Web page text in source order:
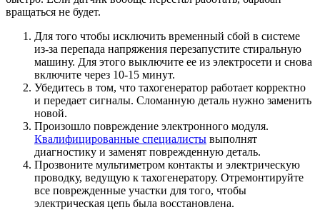
вращаться не будет.
Для того чтобы исключить временный сбой в системе
из-за перепада напряжения перезапустите стиральную
машину. Для этого выключите ее из электросети и снова
включите через 10-15 минут.
Убедитесь в том, что тахогенератор работает корректно
и передает сигналы. Сломанную деталь нужно заменить
новой.
Произошло повреждение электронного модуля.
Квалифицированные специалисты выполнят
диагностику и заменят поврежденную деталь.
Прозвоните мультиметром контакты и электрическую
проводку, ведущую к тахогенератору. Отремонтируйте
все поврежденные участки для того, чтобы
электрическая цепь была восстановлена.